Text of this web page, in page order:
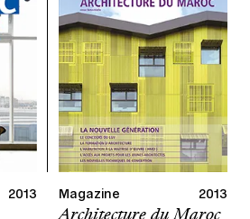
2013 Magazine 2013
Architecture du Maroc